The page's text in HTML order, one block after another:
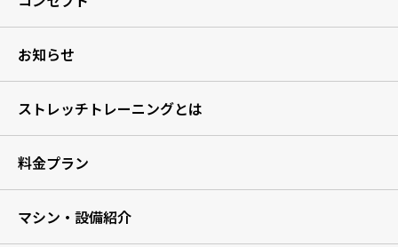
お知らせ
ストレッチトレーニングとは
料金プラン
マシン・設備紹介